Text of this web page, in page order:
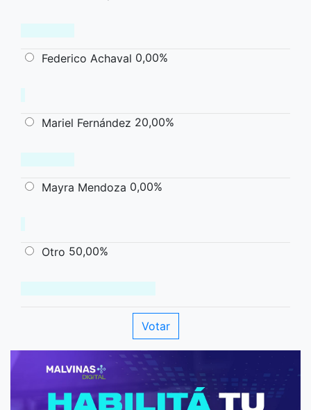
Federico Achaval 0,00%
Mariel Fernández 20,00%
Mayra Mendoza 0,00%
Otro 50,00%